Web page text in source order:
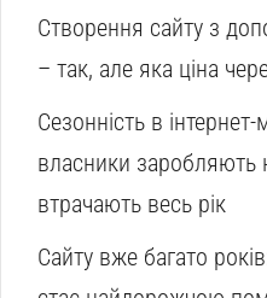
Створення сайту з
– так, але яка ціна
Сезонність в
власники заробляють
втрачають весь рік
Сайту вже багато